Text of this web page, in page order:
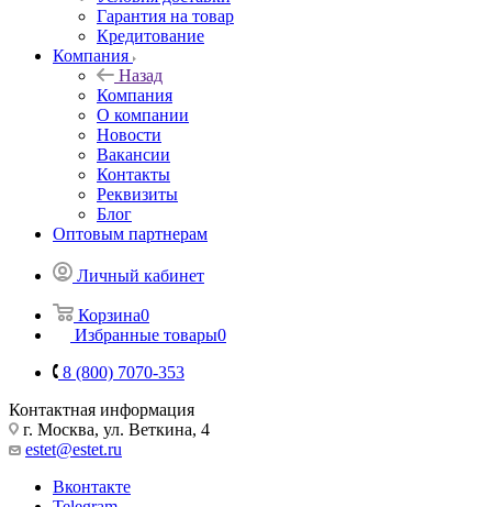
Гарантия на товар
Кредитование
Компания
Назад
Компания
О компании
Новости
Вакансии
Контакты
Реквизиты
Блог
Оптовым партнерам
Личный кабинет
Корзина0
Избранные товары0
8 (800) 7070-353
Контактная информация
г. Москва, ул. Веткина, 4
estet@estet.ru
Вконтакте